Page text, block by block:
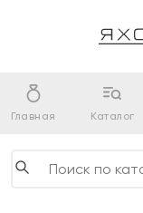
Главная Каталог